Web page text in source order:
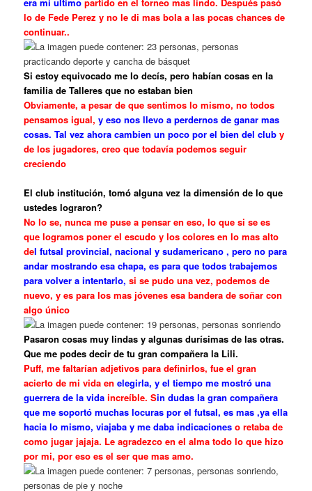
era mi ultimo partido en el torneo mas lindo. Después pasó
lo de Fede Perez y no le di mas bola a las pocas chances de
continuar..
Si estoy equivocado me lo decís, pero habían cosas en la
familia de Talleres que no estaban bien
Obviamente, a pesar de que sentimos lo mismo, no todos
pensamos igual,y eso nos llevo a perdernos de ganar mas
cosas. Tal vez ahora cambien un poco por el bien del club y
de los jugadores, creo quetodavía podemos seguir
creciendo
El club institución, tomó alguna vez la dimensión de lo que
ustedes lograron?
No lo se, nunca me puse a pensar en eso, lo que si se es
que logramos poner el escudo y los colores en lo mas alto
del futsal provincial, nacional y sudamericano , pero no para
andar mostrando esa chapa, es para que todos trabajemos
para volver a intentarlo, si se pudo una vez, podemos de
nuevo, y es para los mas jóvenes esa bandera de soñar con
algo único
Pasaron cosas muy lindas y algunas durísimas de las otras.
Que mepodes decir de tu gran compañera la Lili.
Puff, mefaltarían adjetivos para definirlos, fue el gran
acierto de mi vida enelegirla, y el tiempo memostró una
guerrera de la vidaincreíble. Sin dudas la gran compañera
que me soportó muchas locuras por el futsal, es mas ,ya ella
hacia lo mismo, viajaba y me daba indicaciones o retaba de
como jugar jajaja. Le agradezco en el alma todo lo que hizo
por mi, por eso es el ser que mas amo.